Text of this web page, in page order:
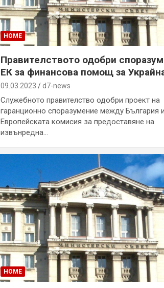
HOME
Правителството одобри
ЕК за финансова помощ за
09.03.2023 d7-news
Служебното правителство одобри проект на
гаранционно споразумение между България и
Европейската комисия за предоставяне на
извънредна…
HOME